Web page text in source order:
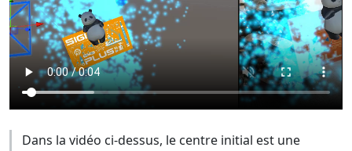
Dans la vidéo ci-dessus, le centre initial est une